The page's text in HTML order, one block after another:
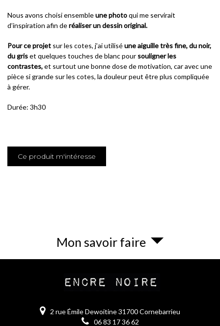
Nous avons choisi ensembleune photoqui me servirait
d’inspiration afin deréaliser un dessin original.
Pour ce projet sur les cotes, j’ai utiliséune aiguille très fine, du noir,
du griset quelques touches de blanc pour souligner les
contrastes,et surtout une bonne dose de motivation, car avec une
pièce si grande sur les cotes, la douleur peut être plus compliquée
à gérer.
Durée: 3h30
Ce produit m'intéresse
Mon savoir faire
2 rue Émile Dewoitine 31700 Cornebarrieu
06 83 17 36 62